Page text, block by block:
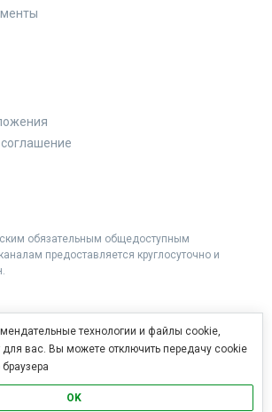
обязательным общедоступным
предоставляется круглосуточно и
технологии и файлы cookie,
для вас. Вы можете отключить передачу cookie
OK